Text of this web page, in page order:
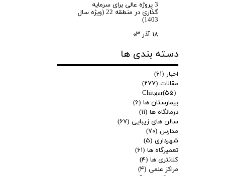
3 پروژه عالی برای سرمایه
گذاری در منطقه 22 (ویژه سال
1403)
۱۸ آذر ۰۳
دسته بندی ها
اخبار (۶۱)
مقالات (۲۷۷)
Chitgar(۵۵)
بیمارستان ها (۶)
درمانگاه ها (۱۱)
سالن های زیبایی (۶۷)
مدارس (۷۰)
شهرداری (۵)
تعمیرگاه ها (۶۱)
کلانتری ها (۴)
مراکز علمی (۴)